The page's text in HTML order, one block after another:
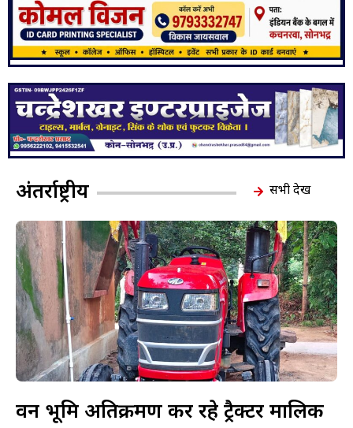
अंतर्राष्ट्रीय सभी देखें
वन भूमि अतिक्रमण कर रहे ट्रैक्टर मालिक